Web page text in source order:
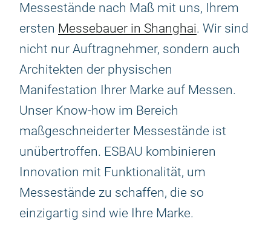
Messestände nach Maß mit uns, Ihrem
ersten Messebauer in Shanghai. Wir sind
nicht nur Auftragnehmer, sondern auch
Architekten der physischen
Manifestation Ihrer Marke auf Messen.
Unser Know-how im Bereich
maßgeschneiderter Messestände ist
unübertroffen. ESBAU kombinieren
Innovation mit Funktionalität, um
Messestände zu schaffen, die so
einzigartig sind wie Ihre Marke.